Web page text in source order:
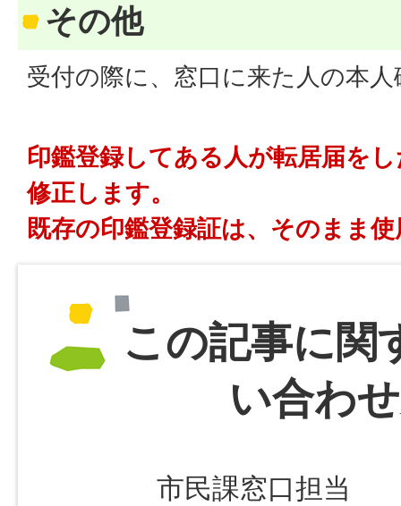
その他
受付の際に、窓口に来た人の本
印鑑登録してある人が転居届を
修正します。
既存の印鑑登録証は、そのまま
この記事に関
い合わ
市民課窓口担当